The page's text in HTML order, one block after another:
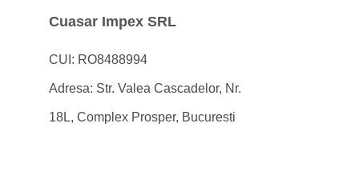
Cuasar Impex SRL
CUI: RO8488994
Adresa: Str. Valea Cascadelor, Nr.
18L, Complex Prosper, Bucuresti